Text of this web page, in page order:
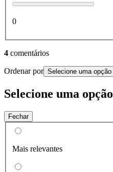
0
4 comentários
Ordenar por Selecione uma opção
Selecione uma opção
Fechar
Mais relevantes